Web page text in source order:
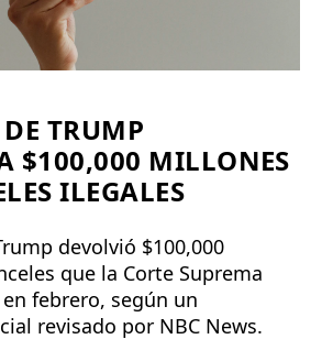
TRUMP
$100,000 MILLONES
ILEGALES
devolvió $100,000
que la Corte Suprema
febrero, según un
revisado por NBC News.